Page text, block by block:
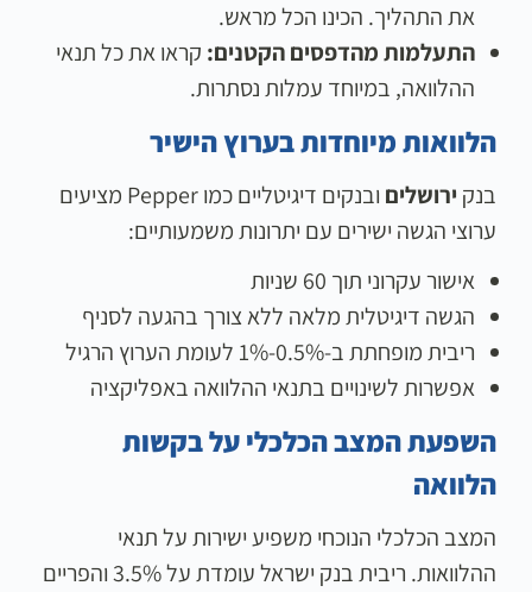
את התהליך. הכינו הכל מראש.
התעלמות מהדפסים הקטנים: קראו את כל תנאי
ההלוואה, במיוחד עמלות נסתרות.
הלוואות מיוחדות בערוץ הישיר
בנק ירושלים
ובנקים דיגיטליים כמו Pepper מציעים
ערוצי הגשה ישירים עם יתרונות משמעותיים:
אישור עקרוני תוך 60 שניות
הגשה דיגיטלית מלאה ללא צורך בהגעה לסניף
ריבית מופחתת ב-0.5%-1% לעומת הערוץ הרגיל
אפשרות לשינויים בתנאי ההלוואה באפליקציה
השפעת המצב הכלכלי על בקשות
הלוואה
המצב הכלכלי הנוכחי משפיע ישירות על תנאי
ההלוואות. ריבית בנק ישראל עומדת על 3.5% והפריים